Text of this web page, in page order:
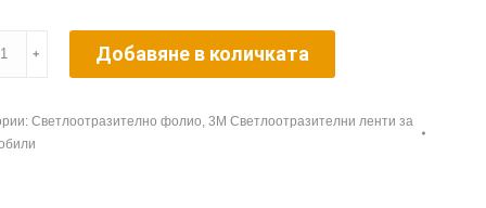
﹢ Добавяне в количката
Светлоотразително фолио, 3М Светлоотразителни ленти за